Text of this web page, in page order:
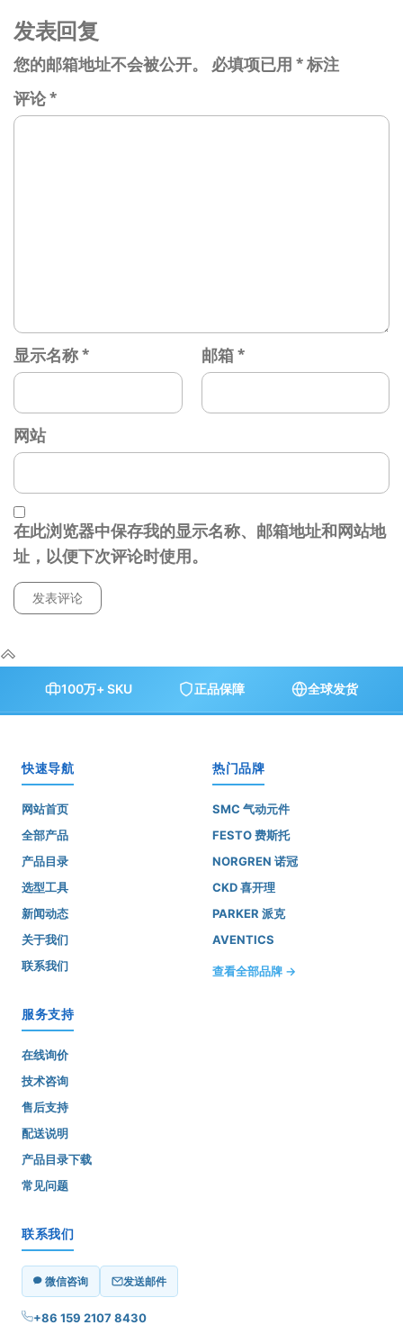
发表回复
您的邮箱地址不会被公开。 必填项已用 *标注
评论*
显示名称* 邮箱*
网站
在此浏览器中保存我的显示名称、邮箱地址和网站地
址，以便下次评论时使用。
100万+ SKU 正品保障 全球发货
快速导航
网站首页
全部产品
产品目录
选型工具
新闻动态
关于我们
联系我们
热门品牌
SMC 气动元件
FESTO 费斯托
NORGREN 诺冠
CKD 喜开理
PARKER 派克
AVENTICS
查看全部品牌 →
服务支持
在线询价
技术咨询
售后支持
配送说明
产品目录下载
常见问题
联系我们
微信咨询 发送邮件
+86 159 2107 8430